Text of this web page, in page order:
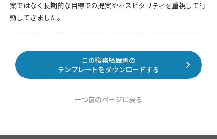
案ではなく長期的な目線での提案やホスピタリティを重視して行
動してきました。
この職務経歴書の
テンプレートをダウンロードする
一つ前のページに戻る